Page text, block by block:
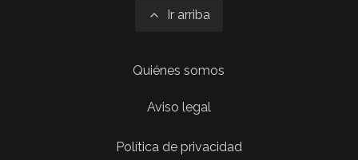
Ir arriba
Quiénes somos
Aviso legal
Política de privacidad